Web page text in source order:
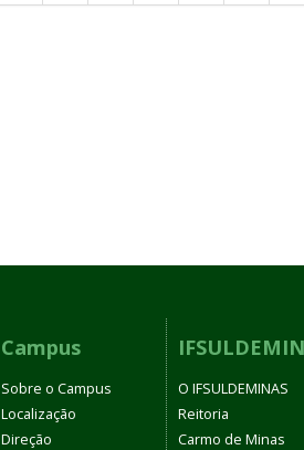
Campus
Sobre o Campus
Localização
Direção
O IFSULDEMINAS
Reitoria
Carmo de Minas